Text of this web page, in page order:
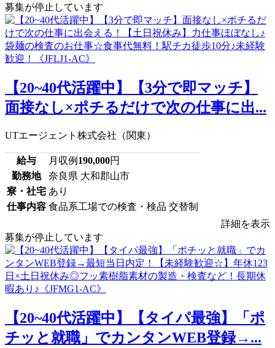
募集が停止しています
【20~40代活躍中】【3分で即マッチ】
面接なし×ポチるだけで次の仕事に出...
UTエージェント株式会社（関東）
給与 月収例 190,000円
勤務地
奈良県 大和郡山市
寮・社宅 あり
仕事内容 食品系工場での検査・検品 交替制
詳細を表示
募集が停止しています
【20~40代活躍中】【タイパ最強】「ポ
チッと就職」でカンタンWEB登録→...